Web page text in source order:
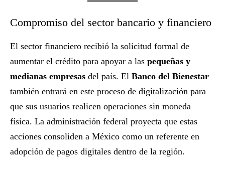
Compromiso del sector bancario y financiero
El sector financiero recibió la solicitud formal de
aumentar el crédito para apoyar a las pequeñas y
medianas empresas del país. El Banco del Bienestar
también entrará en este proceso de digitalización para
que sus usuarios realicen operaciones sin moneda
física. La administración federal proyecta que estas
acciones consoliden a México como un referente en
adopción de pagos digitales dentro de la región.